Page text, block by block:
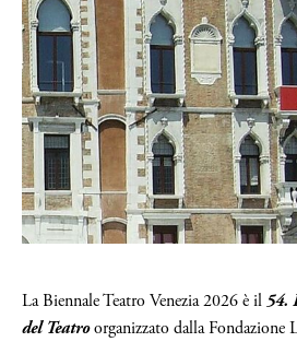
La Biennale Teatro Venezia 2026 è il54.
del Teatroorganizzato dalla Fondazione